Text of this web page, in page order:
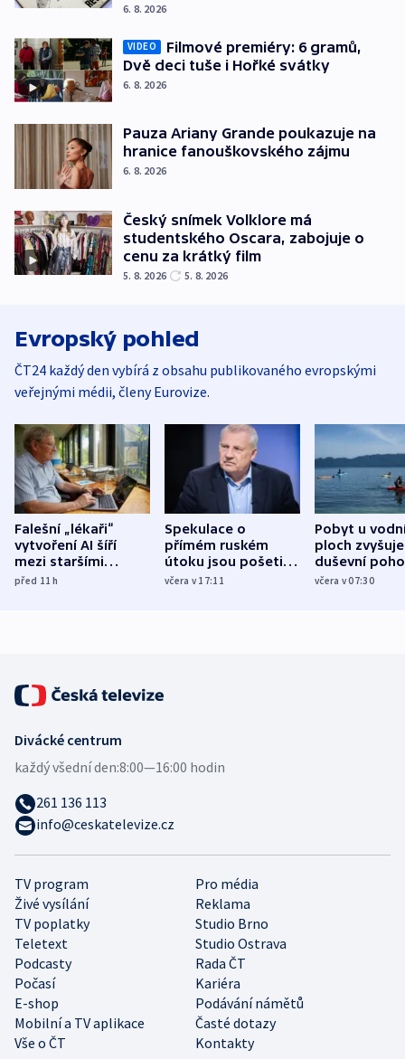
6. 8. 2026
VIDEO
Filmové premiéry: 6 gramů,
Dvě deci tuše i Hořké svátky
6. 8. 2026
Pauza Ariany Grande poukazuje na
hranice fanouškovského zájmu
6. 8. 2026
Český snímek Volklore má
studentského Oscara, zabojuje o
cenu za krátký film
5. 8. 2026 5. 8. 2026
Evropský pohled
ČT24 každý den vybírá z obsahu publikovaného evropskými
veřejnými médii, členy Eurovize.
Falešní „lékaři“
vytvoření AI šíří
mezi staršími
Poláky nebezpečné
před 11h
Spekulace o
přímém ruském
útoku jsou pošetilé,
míní estonský
včera v 17:11
Pobyt u
ploch zvyšuje
duševní
ukázala
včera v 07:30
TV program
Pro média
Živé vysílání
Reklama
TV poplatky
Studio Brno
Teletext
Studio Ostrava
Podcasty
Rada ČT
Počasí
Kariéra
E-shop
Podávání námětů
Mobilní a TV aplikace
Časté dotazy
Vše o ČT
Kontakty
Divácké centrum
každý všední den:8:00—16:00 hodin
261 136 113
info@ceskatelevize.cz